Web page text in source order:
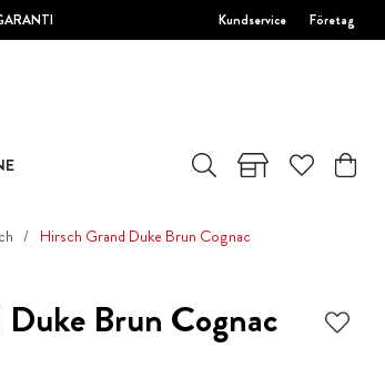
Kundservice Företag
Hirsch Grand Duke Brun Cognac
Brun Cognac